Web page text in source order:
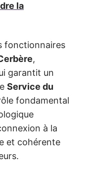
la
fonctionnaires
,
garantit un
Service du
fondamental
à la
et cohérente